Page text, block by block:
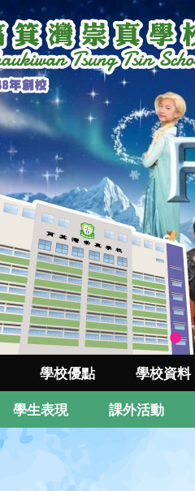
學校優點 學校資料
學生表現 課外活動